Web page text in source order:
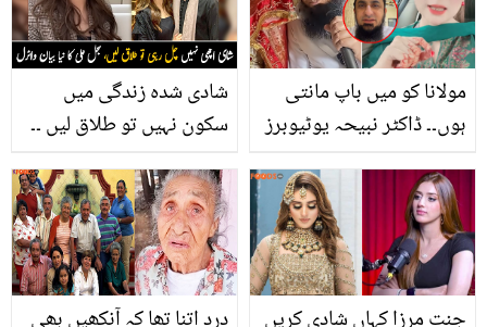
شادی شدہ زندگی میں
سکون نہیں تو طلاق لیں ۔۔
کی خبروں کے بعد سجل
علی کا بیان وائرل، ویڈیو
مولانا کو میں باپ مانتی
ہوں۔۔ ڈاکٹر نبیحہ یوٹیوبرز
کے بیٹے پر کیوں برس
پڑیں؟ ویڈیو